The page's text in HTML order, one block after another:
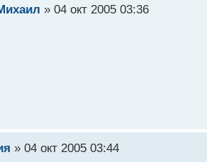
» 04 окт 2005 03:36
» 04 окт 2005 03:44